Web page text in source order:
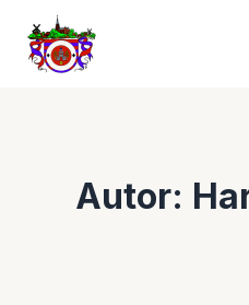
Inhalt
springen
Autor: